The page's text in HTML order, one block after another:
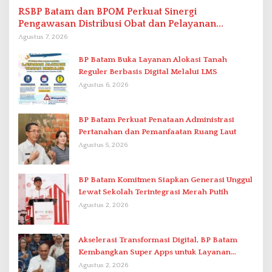
RSBP Batam dan BPOM Perkuat Sinergi
Pengawasan Distribusi Obat dan Pelayanan
Kefarmasian
Agustus 7, 2026
BP Batam Buka Layanan Alokasi Tanah
Reguler Berbasis Digital Melalui LMS
Agustus 6, 2026
BP Batam Perkuat Penataan Administrasi
Pertanahan dan Pemanfaatan Ruang Laut
Agustus 5, 2026
BP Batam Komitmen Siapkan Generasi Unggul
Lewat Sekolah Terintegrasi Merah Putih
Agustus 2, 2026
Akselerasi Transformasi Digital, BP Batam
Kembangkan Super Apps untuk Layanan
Terpadu
Agustus 2, 2026